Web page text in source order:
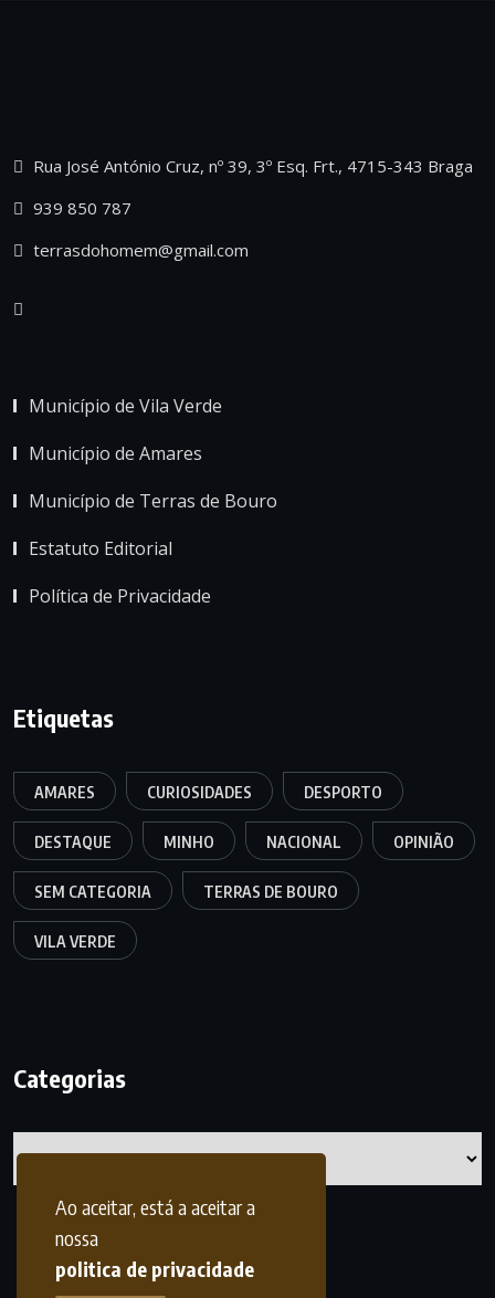
Ao aceitar, está a aceitar a
nossa
politica de privacidade
Rua José António Cruz, nº 39, 3º Esq. Frt., 4715-343 Braga
939 850 787
terrasdohomem@gmail.com
Município de Vila Verde
Município de Amares
Município de Terras de Bouro
Estatuto Editorial
Política de Privacidade
Etiquetas
AMARES CURIOSIDADES DESPORTO
DESTAQUE MINHO NACIONAL OPINIÃO
SEM CATEGORIA TERRAS DE BOURO
VILA VERDE
Categorias